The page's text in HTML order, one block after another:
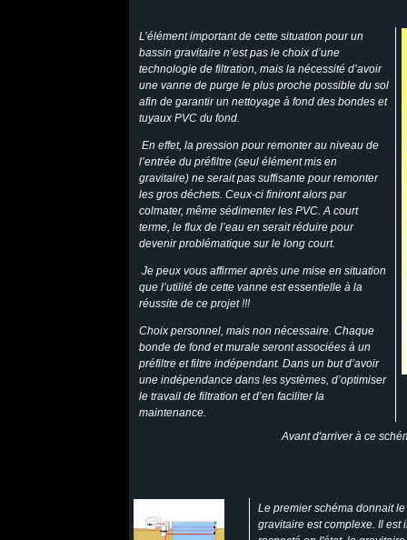
L’élément important de cette situation pour un
bassin gravitaire n’est pas le choix d’une
technologie de filtration, mais la nécessité d’avoir
une vanne de purge le plus proche possible du sol
afin de garantir un nettoyage à fond des bondes et
tuyaux PVC du fond.
En effet, la pression pour remonter au niveau de
l’entrée du préfiltre (seul élément mis en
gravitaire) ne serait pas suffisante pour remonter
les gros déchets. Ceux-ci finiront alors par
colmater, même sédimenter les PVC. A court
terme, le flux de l’eau en serait réduire pour
devenir problématique sur le long court.
Je peux vous affirmer après une mise en situation
que l’utilité de cette vanne est essentielle à la
réussite de ce projet !!!
Choix personnel, mais non nécessaire. Chaque
bonde de fond et murale seront associées à un
préfiltre et filtre indépendant. Dans un but d’avoir
une indépendance dans les systèmes, d’optimiser
le travail de filtration et d’en faciliter la
maintenance.
Avant d'arriver à ce
Le premier schéma donnait
gravitaire est complexe. Il est